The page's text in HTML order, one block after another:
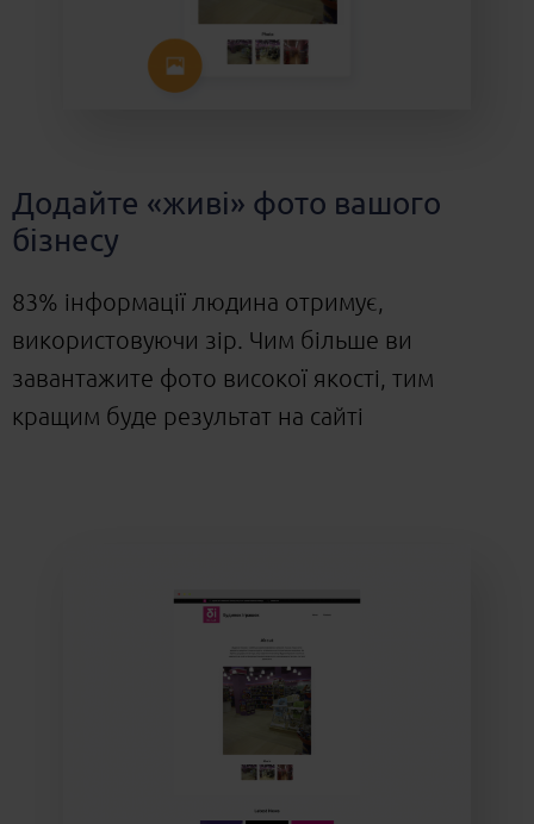
Додайте «живі» фото вашого
бізнесу
83% інформації людина отримує,
використовуючи зір. Чим більше ви
завантажите фото високої якості, тим
кращим буде результат на сайті